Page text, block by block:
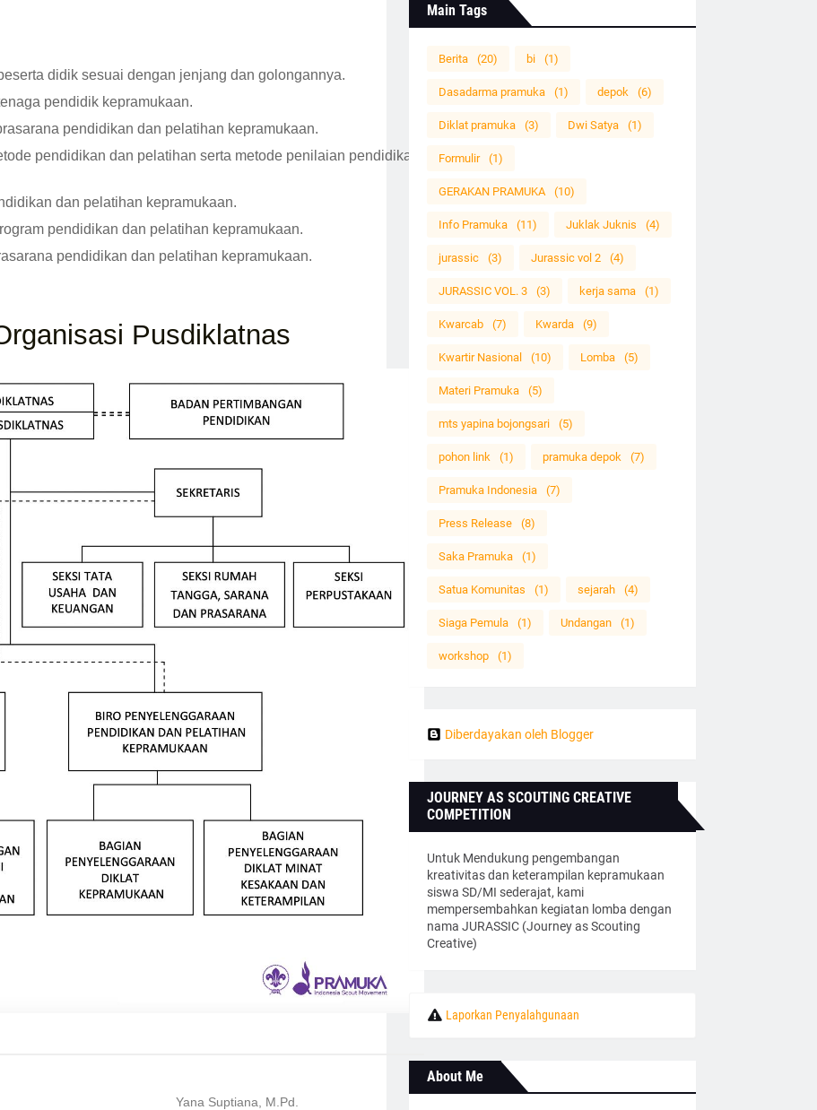
didik sesuai dengan jenjang dan golongannya.
pendidik kepramukaan.
pendidikan dan pelatihan kepramukaan.
pendidikan dan pelatihan serta metode penilaian pendidikan
dan pelatihan kepramukaan.
pendidikan dan pelatihan kepramukaan.
pendidikan dan pelatihan kepramukaan.
Pusdiklatnas
Yana Suptiana, M.Pd.
Main Tags
Berita (20) bi (1)
Dasadarma pramuka (1) depok (6)
Diklat pramuka (3) Dwi Satya (1)
Formulir (1)
GERAKAN PRAMUKA (10)
Info Pramuka (11) Juklak Juknis (4)
jurassic (3) Jurassic vol 2 (4)
JURASSIC VOL. 3 (3) kerja sama (1)
Kwarcab (7) Kwarda (9)
Kwartir Nasional (10) Lomba (5)
Materi Pramuka (5)
mts yapina bojongsari (5)
pohon link (1) pramuka depok (7)
Pramuka Indonesia (7)
Press Release (8)
Saka Pramuka (1)
Satua Komunitas (1) sejarah (4)
Siaga Pemula (1) Undangan (1)
workshop (1)
Diberdayakan oleh Blogger
JOURNEY AS SCOUTING CREATIVE
COMPETITION
Untuk Mendukung pengembangan
kreativitas dan keterampilan kepramukaan
siswa SD/MI sederajat, kami
mempersembahkan kegiatan lomba dengan
nama JURASSIC (Journey as Scouting
Creative)
Laporkan Penyalahgunaan
About Me